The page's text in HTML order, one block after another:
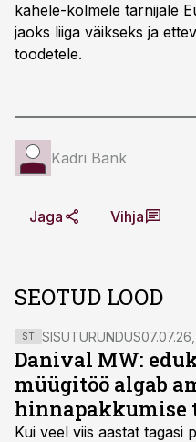
kahele-kolmele tarnijale
jaoks liiga väikseks ja
toodetele.
Kadri Bank
Jaga Vihja
SEOTUD LOOD
ST SISUTURUNDUS
Danival MW:
müügitöö algab
hinnapakkumise
Kui veel viis aastat tagasi